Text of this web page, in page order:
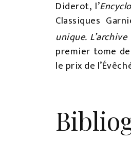
Diderot, l’
Classiques
unique.
premier tome
le prix de